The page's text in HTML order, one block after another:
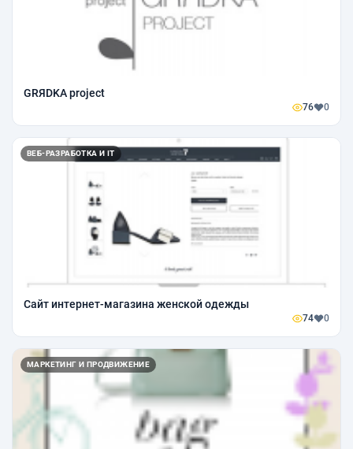
GRЯDKA project
76 0
ВЕБ-РАЗРАБОТКА И IT
Сайт интернет-магазина женской одежды
74 0
МАРКЕТИНГ И ПРОДВИЖЕНИЕ